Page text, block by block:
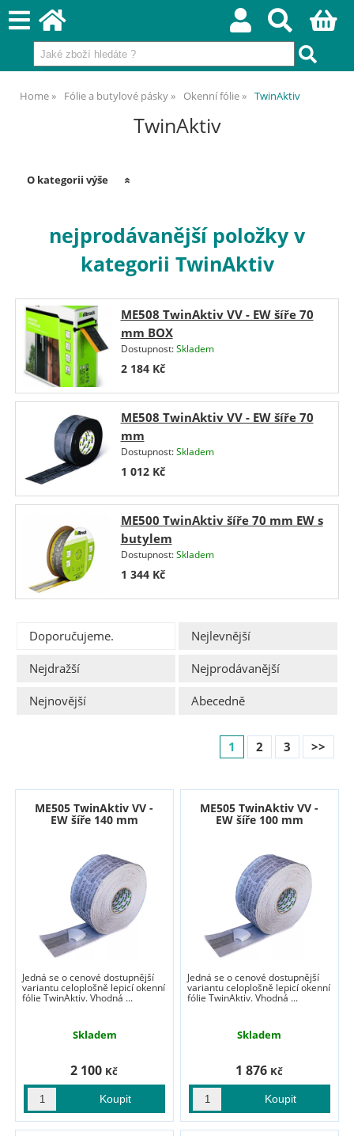
Home Fólie a butylové pásky Okenní fólie TwinAktiv
TwinAktiv
O kategorii výše
nejprodávanější položky v
kategorii TwinAktiv
ME508 TwinAktiv VV - EW šíře 70
mm BOX
Dostupnost:Skladem
2 184 Kč
ME508 TwinAktiv VV - EW šíře 70
mm
Dostupnost:Skladem
1 012 Kč
ME500 TwinAktiv šíře 70 mm EW s
butylem
Dostupnost:Skladem
1 344 Kč
Doporučujeme.
Nejlevnější
Nejdražší
Nejprodávanější
Nejnovější
Abecedně
1 2 3 >>
ME505 TwinAktiv VV -
EW šíře 140 mm
Jedná se o cenové dostupnější
variantu celoplošně lepicí okenní
fólie TwinAktiv. Vhodná ...
Skladem
2 100 Kč
ME505 TwinAktiv VV -
EW šíře 100 mm
Jedná se o cenové dostupnější
variantu celoplošně lepicí okenní
fólie TwinAktiv. Vhodná ...
Skladem
1 876 Kč